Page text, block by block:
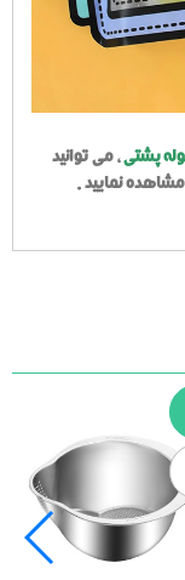
پشتی، می توانید
نمایید .